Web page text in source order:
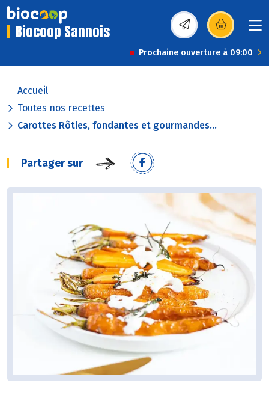
Biocoop Sannois (s’ouvre dans une
Prochaine ouverture à 09:00
Accueil
Toutes nos recettes
Carottes Rôties, fondantes et gourmandes...
Partager sur